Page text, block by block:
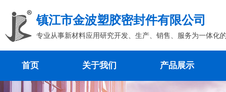
镇江市金波塑胶密封件有限公司
专业从事新材料应用研究开发、生产、销售、服务为一体化
首页 关于我们 产品展示